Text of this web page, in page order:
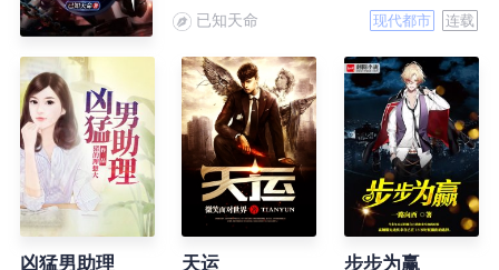
已知天命 现代都市 连载
凶猛男助理 天运 步步为赢